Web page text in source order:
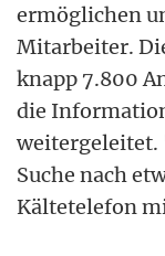
ermöglichen
Mitarbeiter.
knapp 7.800
die
weitergeleitet.
Suche nach
Kältetelefon